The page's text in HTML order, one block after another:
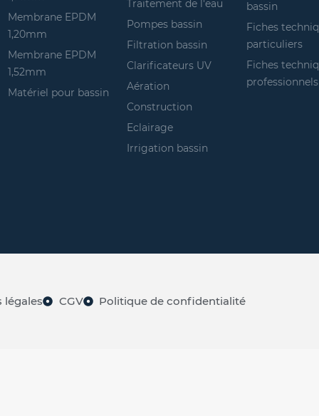
Membrane EPDM
1,20mm
Membrane EPDM
1,52mm
Matériel pour bassin
Traitement de l'eau
Pompes bassin
Filtration bassin
Clarificateurs UV
Aération
Construction
Eclairage
Irrigation bassin
bassin
Fiches
particuliers
Fiches
professionnels
légales CGV Politique de confidentialité